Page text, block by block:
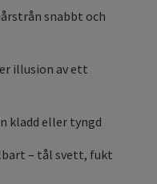
snabbt och
illusion av ett
kladd eller tyngd
– tål svett, fukt